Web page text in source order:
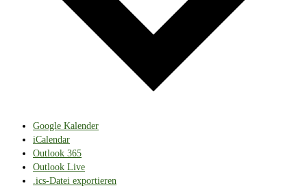
Google Kalender
iCalendar
Outlook 365
Outlook Live
.ics-Datei exportieren